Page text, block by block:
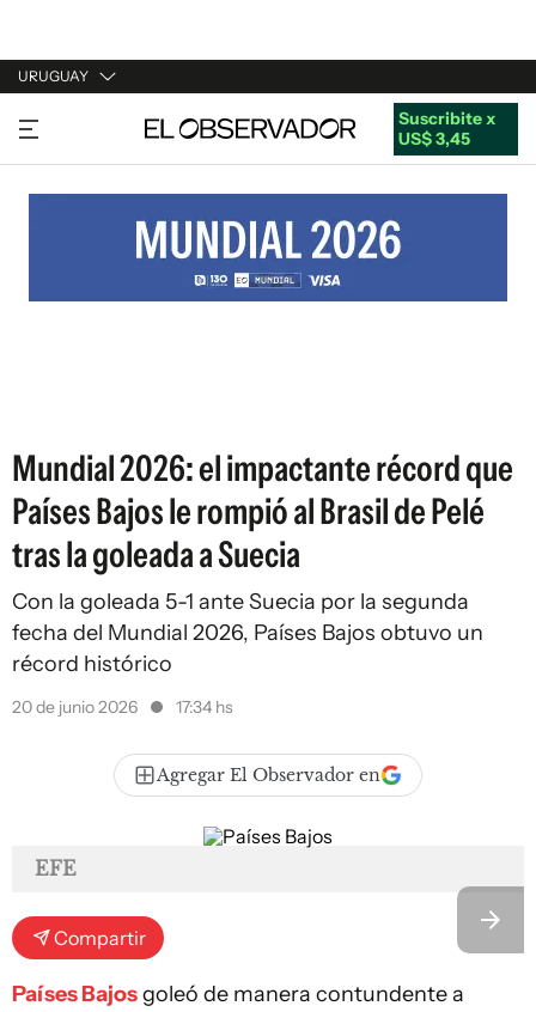
URUGUAY
URUGUAY
ARGENTINA
ESTADOS UNIDOS
Suscribite x
US$ 3,45
Mundial 2026: el impactante récord que
Países Bajos le rompió al Brasil de Pelé
tras la goleada a Suecia
Con la goleada 5-1 ante Suecia por la segunda
fecha del Mundial 2026, Países Bajos obtuvo un
récord histórico
20 de junio 2026 17:34 hs
Agregar El Observador en
EFE
Compartir
Países Bajosgoleó de manera contundente a